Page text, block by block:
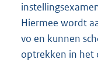
Hiermee wordt
vo en kunnen
optrekken in het